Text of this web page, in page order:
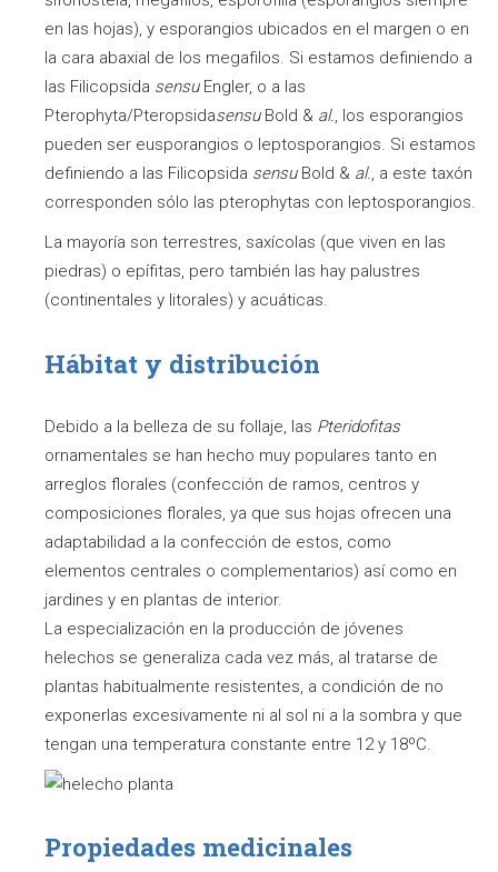
en las hojas), y esporangios ubicados en el margen o en
la cara abaxial de los megafilos. Si estamos definiendo a
las Filicopsida sensuEngler, o a las
Pterophyta/PteropsidasensuBold & al., los esporangios
pueden ser eusporangios o leptosporangios. Si estamos
definiendo a las Filicopsida sensuBold & al., a este taxón
corresponden sólo las pterophytas con leptosporangios.
La mayoría son terrestres, saxícolas (que viven en las
piedras) o epífitas, pero también las hay palustres
(continentales y litorales) y acuáticas.
Hábitat y distribución
Debido a la belleza de su follaje, las Pteridofitas
ornamentales se han hecho muy populares tanto en
arreglos florales (confección de ramos, centros y
composiciones florales, ya que sus hojas ofrecen una
adaptabilidad a la confección de estos, como
elementos centrales o complementarios) así como en
jardines y en plantas de interior.
La especialización en la producción de jóvenes
helechos se generaliza cada vez más, al tratarse de
plantas habitualmente resistentes, a condición de no
exponerlas excesivamente ni al sol ni a la sombra y que
tengan una temperatura constante entre 12 y 18ºC.
Propiedades medicinales